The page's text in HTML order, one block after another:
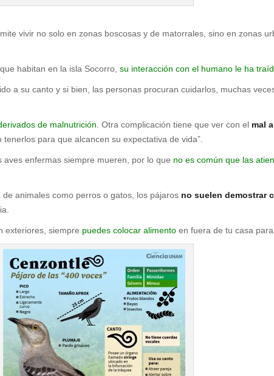
vivir no solo en zonas boscosas y de matorrales, sino en zonas
habitan en la isla Socorro, su interacción con el humano le ha
a su canto y si bien, las personas procuran cuidarlos, muchas
de malnutrición . Otra complicación tiene que ver con el mal
para que alcancen su expectativa de vida”.
enfermas siempre mueren, por lo que no es común que las
animales como perros o gatos, los pájaros no suelen demostrar
exteriores, siempre puedes colocar alimento en fuera de tu casa